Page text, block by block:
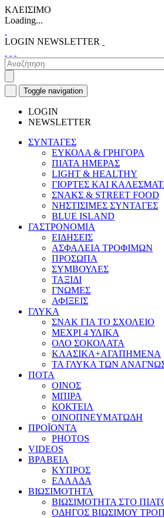
ΚΛΕΙΣΙΜΟ
Loading...
LOGIN NEWSLETTER
Toggle navigation
LOGIN
NEWSLETTER
ΣΥΝΤΑΓΕΣ
ΕΥΚΟΛΑ & ΓΡΗΓΟΡΑ
ΠΙΑΤΑ ΗΜΕΡΑΣ
LIGHT & HEALTHY
ΓΙΟΡΤΕΣ ΚΑΙ
ΣΝΑΚΣ & STREET FOOD
ΝΗΣΤΙΣΙΜΕΣ ΣΥΝΤΑΓΕΣ
BLUE ISLAND
ΓΑΣΤΡΟΝΟΜΙΑ
ΕΙΔΗΣΕΙΣ
ΑΣΦΑΛΕΙΑ ΤΡΟΦΙΜΩΝ
ΠΡΟΣΩΠΑ
ΣΥΜΒΟΥΛΕΣ
ΤΑΞΙΔΙ
ΓΝΩΜΕΣ
ΑΦΙΞΕΙΣ
ΓΛΥΚΑ
ΣΝΑΚ ΓΙΑ ΤΟ ΣΧΟΛΕΙΟ
ΜΕΧΡΙ 4 ΥΛΙΚΑ
ΟΛΟ ΣΟΚΟΛΑΤΑ
ΚΛΑΣΙΚΑ+ΑΓΑΠΗΜΕΝΑ
ΤΑ ΓΛΥΚΑ ΤΩΝ
ΠΟΤΑ
ΟΙΝΟΣ
ΜΠΙΡΑ
ΚΟΚΤΕΙΛ
ΟΙΝΟΠΝΕΥΜΑΤΩΔΗ
ΠΡΟΪΟΝΤΑ
PHOTOS
VIDEOS
ΒΡΑΒΕΙΑ
ΚΥΠΡΟΣ
ΕΛΛΑΔΑ
ΒΙΩΣΙΜΟΤΗΤΑ
ΒΙΩΣΙΜΟΤΗΤΑ ΣΤΟ
ΟΔΗΓΟΣ ΒΙΩΣΙΜΟΥ